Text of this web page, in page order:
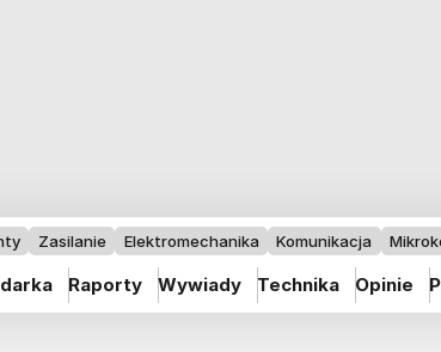
Zasilanie Elektromechanika Komunikacja
Raporty Wywiady Technika Opinie